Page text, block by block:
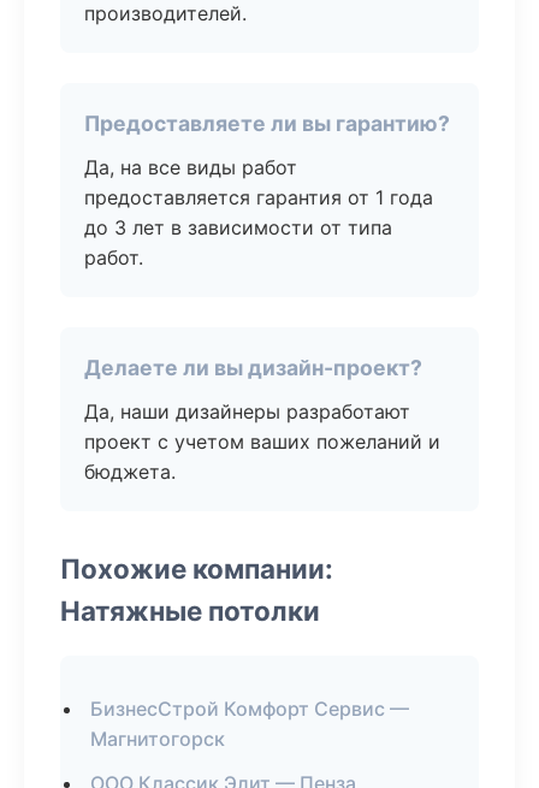
производителей.
Предоставляете ли вы гарантию?
Да, на все виды работ
предоставляется гарантия от 1 года
до 3 лет в зависимости от типа
работ.
Делаете ли вы дизайн-проект?
Да, наши дизайнеры разработают
проект с учетом ваших пожеланий и
бюджета.
Похожие компании:
Натяжные потолки
БизнесСтрой Комфорт Сервис —
Магнитогорск
ООО Классик Элит — Пенза